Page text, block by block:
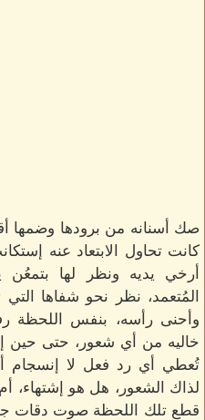
صك أسنانه من برودها وضمها
كانت تحاول الابتعاد عنه
أرخي يديه ونظر لها
المُتعمد، نظر نحو شفاها
وأحنى رأسه، بنفس اللحظة
خاليه من أي شعور، حتى حين
تُعطي أي رد فعل لا إنسجام
لذاك الشعور، هل هو إشتهاء،
قطع تلك اللحظة صوت دقات